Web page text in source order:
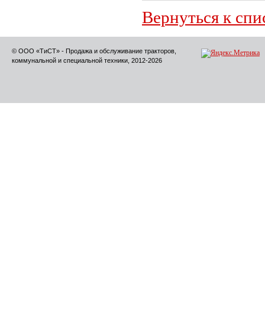
Вернуться к
© ООО «ТиСТ» - Продажа и обслуживание тракторов,
коммунальной и специальной техники, 2012-2026